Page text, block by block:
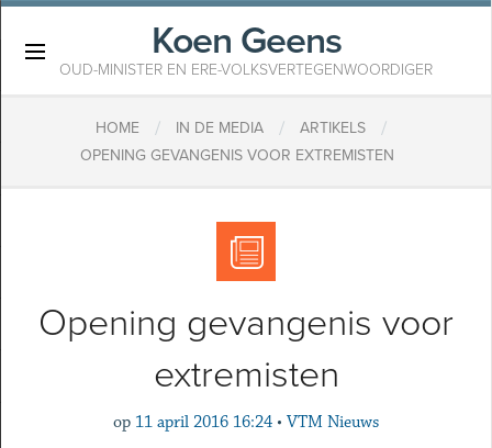
Koen Geens
OUD-MINISTER EN ERE-VOLKSVERTEGENWOORDIGER
HOME / IN DE MEDIA / ARTIKELS /
OPENING GEVANGENIS VOOR EXTREMISTEN
Opening gevangenis voor
extremisten
op 11 april 2016 16:24 • VTM Nieuws